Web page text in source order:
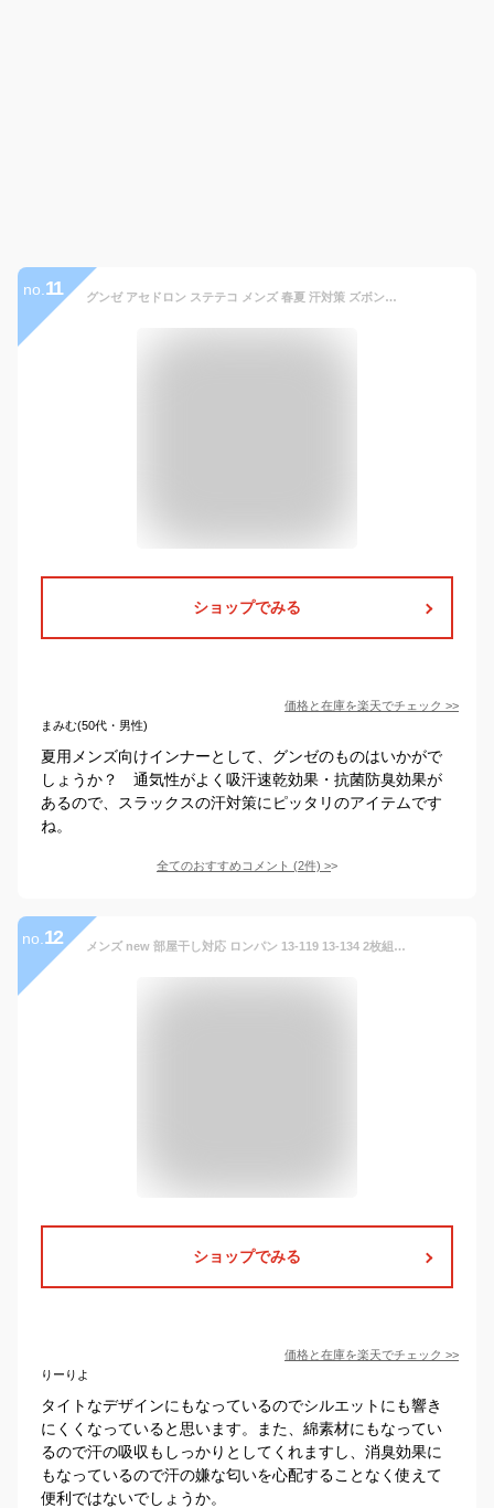
no. 11 グンゼ アセドロン ステテコ メンズ 春夏 汗対策 ズボン下 吸汗 速乾 汗ムレ 汗 ムレ 防止 汗冷え 吸放湿 抗菌 防臭 春 夏 秋 ニーレングス 男性 紳士 オフィス 仕事 GUNZE M L LL MCA707P
ショップでみる
価格と在庫を楽天でチェック >>
まみむ(50代・男性)
夏用メンズ向けインナーとして、グンゼのものはいかがで
しょうか？ 通気性がよく吸汗速乾効果・抗菌防臭効果が
あるので、スラックスの汗対策にピッタリのアイテムです
ね。
全てのおすすめコメント (2件) >
no. 12 メンズ new 部屋干し対応 ロンパン 13-119 13-134 2枚組 送料無料 ロングパンツ フライス 部屋干し 消臭縫製糸 フラット 綿 制菌 消臭 パンツ 下着 紳士 アンダー 白パン（03859）
ショップでみる
価格と在庫を楽天でチェック >>
りーりよ
タイトなデザインにもなっているのでシルエットにも響き
にくくなっていると思います。また、綿素材にもなってい
るので汗の吸収もしっかりとしてくれますし、消臭効果に
もなっているので汗の嫌な匂いを心配することなく使えて
便利ではないでしょうか。